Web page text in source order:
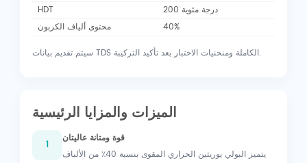
HDT
200 درجة مئوية
محتوى ألياف الكربون
40%
سيتم تقديم بيانات TDS الكاملة ومنحنيات الاختبار بعد تأكيد التركيبة.
الميزات والمزايا الرئيسية
1
قوة ومتانة عاليتان
يتميز البولي يوريثين الحراري المقوى بنسبة 40٪ من الألياف